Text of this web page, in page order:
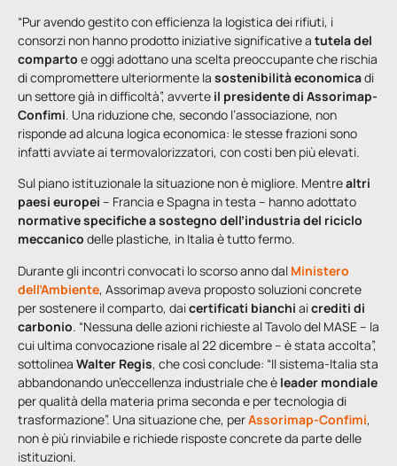
“Pur avendo gestito con efficienza la logistica dei rifiuti, i
consorzi non hanno prodotto iniziative significative a tutela del
comparto e oggi adottano una scelta preoccupante che rischia
di compromettere ulteriormente la sostenibilità economicadi
un settore già in difficoltà”, avverte il presidente di Assorimap-
Confimi. Una riduzione che, secondo l’associazione, non
risponde ad alcuna logica economica: le stesse frazioni sono
infatti avviate ai termovalorizzatori, con costi ben più elevati.
Sul piano istituzionale la situazione non è migliore. Mentrealtri
paesi europei – Francia e Spagna in testa – hanno adottato
normative specifiche a sostegno dell’industria del riciclo
meccanico delle plastiche, in Italia è tutto fermo.
Durante gli incontri convocati lo scorso anno dal Ministero
dell’Ambiente, Assorimap aveva proposto soluzioni concrete
per sostenere il comparto, daicertificati bianchi aicrediti di
carbonio. “Nessuna delle azioni richieste al Tavolo del MASE – la
cui ultima convocazione risale al 22 dicembre – è stata accolta”,
sottolinea Walter Regis, che così conclude: “Il sistema-Italia sta
abbandonando un’eccellenza industriale che è leader mondiale
per qualità della materia prima seconda e per tecnologia di
trasformazione”. Una situazione che, perAssorimap-Confimi,
non è più rinviabile e richiede risposte concrete da parte delle
istituzioni.